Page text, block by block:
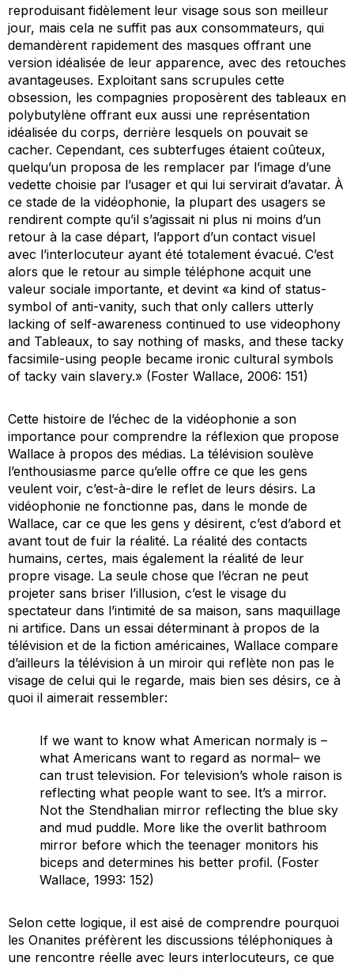
reproduisant fidèlement leur visage sous son meilleur
jour, mais cela ne suffit pas aux consommateurs, qui
demandèrent rapidement des masques offrant une
version idéalisée de leur apparence, avec des retouches
avantageuses. Exploitant sans scrupules cette
obsession, les compagnies proposèrent des tableaux en
polybutylène offrant eux aussi une représentation
idéalisée du corps, derrière lesquels on pouvait se
cacher. Cependant, ces subterfuges étaient coûteux,
quelqu’un proposa de les remplacer par l’image d’une
vedette choisie par l’usager et qui lui servirait d’avatar. À
ce stade de la vidéophonie, la plupart des usagers se
rendirent compte qu’il s’agissait ni plus ni moins d’un
retour à la case départ, l’apport d’un contact visuel
avec l’interlocuteur ayant été totalement évacué. C’est
alors que le retour au simple téléphone acquit une
valeur sociale importante, et devint «a kind of status-
symbol of anti-vanity, such that only callers utterly
lacking of self-awareness continued to use videophony
and Tableaux, to say nothing of masks, and these tacky
facsimile-using people became ironic cultural symbols
of tacky vain slavery.» (Foster Wallace, 2006: 151)
Cette histoire de l’échec de la vidéophonie a son
importance pour comprendre la réflexion que propose
Wallace à propos des médias. La télévision soulève
l’enthousiasme parce qu’elle offre ce que les gens
veulent voir, c’est-à-dire le reflet de leurs désirs. La
vidéophonie ne fonctionne pas, dans le monde de
Wallace, car ce que les gens y désirent, c’est d’abord et
avant tout de fuir la réalité. La réalité des contacts
humains, certes, mais également la réalité de leur
propre visage. La seule chose que l’écran ne peut
projeter sans briser l’illusion, c’est le visage du
spectateur dans l’intimité de sa maison, sans maquillage
ni artifice. Dans un essai déterminant à propos de la
télévision et de la fiction américaines, Wallace compare
d’ailleurs la télévision à un miroir qui reflète non pas le
visage de celui qui le regarde, mais bien ses désirs, ce à
quoi il aimerait ressembler:
If we want to know what American normaly is –
what Americans want to regard as normal– we
can trust television. For television’s whole raison is
reflecting what people want to see. It’s a mirror.
Not the Stendhalian mirror reflecting the blue sky
and mud puddle. More like the overlit bathroom
mirror before which the teenager monitors his
biceps and determines his better profil. (Foster
Wallace, 1993: 152)
Selon cette logique, il est aisé de comprendre pourquoi
les Onanites préfèrent les discussions téléphoniques à
une rencontre réelle avec leurs interlocuteurs, ce que